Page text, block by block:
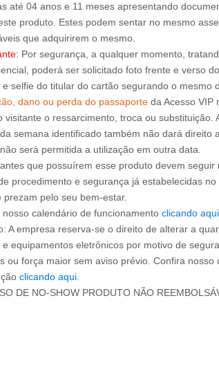
até 04 anos e 11 meses apresentando
produto. Estes podem sentar no mesmo
Por segurança, a qualquer momento,
poderá ser solicitado foto frente e verso
selfie do titular do cartão segurando o mesmo
dano ou perda do passaporte da Acesso VIP
visitante o ressarcimento, troca ou substituição.
semana identificado também não dará direito
será permitida a utilização em outra data.
que possuírem esse produto devem seguir
procedimento e segurança já estabelecidas
prezam pelo seu bem-estar.
nosso calendário de funcionamento clicando aqui
A empresa reserva-se o direito de alterar a
e equipamentos eletrônicos por motivo de
ou força maior sem aviso prévio. Confira nosso
clicando aqui